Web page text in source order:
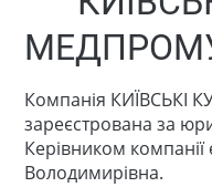
Компанія
зареєстрована за
Керівником компанії
Володимирівна.